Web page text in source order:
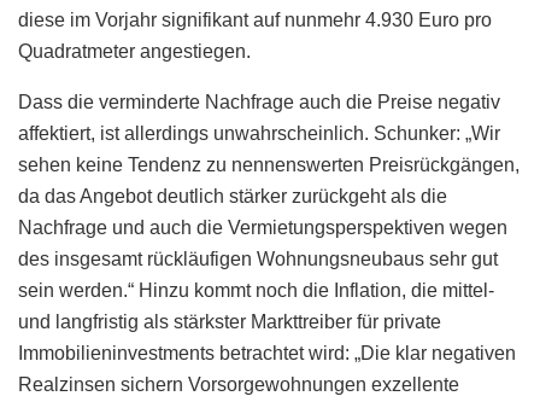
diese im Vorjahr signifikant auf nunmehr 4.930 Euro pro
Quadratmeter angestiegen.
Dass die verminderte Nachfrage auch die Preise negativ
affektiert, ist allerdings unwahrscheinlich. Schunker: „Wir
sehen keine Tendenz zu nennenswerten Preisrückgängen,
da das Angebot deutlich stärker zurückgeht als die
Nachfrage und auch die Vermietungsperspektiven wegen
des insgesamt rückläufigen Wohnungsneubaus sehr gut
sein werden.“ Hinzu kommt noch die Inflation, die mittel-
und langfristig als stärkster Markttreiber für private
Immobilieninvestments betrachtet wird: „Die klar negativen
Realzinsen sichern Vorsorgewohnungen exzellente